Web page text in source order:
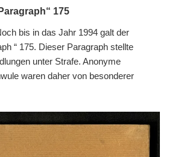
175
bis in das Jahr 1994 galt der
“ 175. Dieser Paragraph stellte
unter Strafe. Anonyme
waren daher von besonderer